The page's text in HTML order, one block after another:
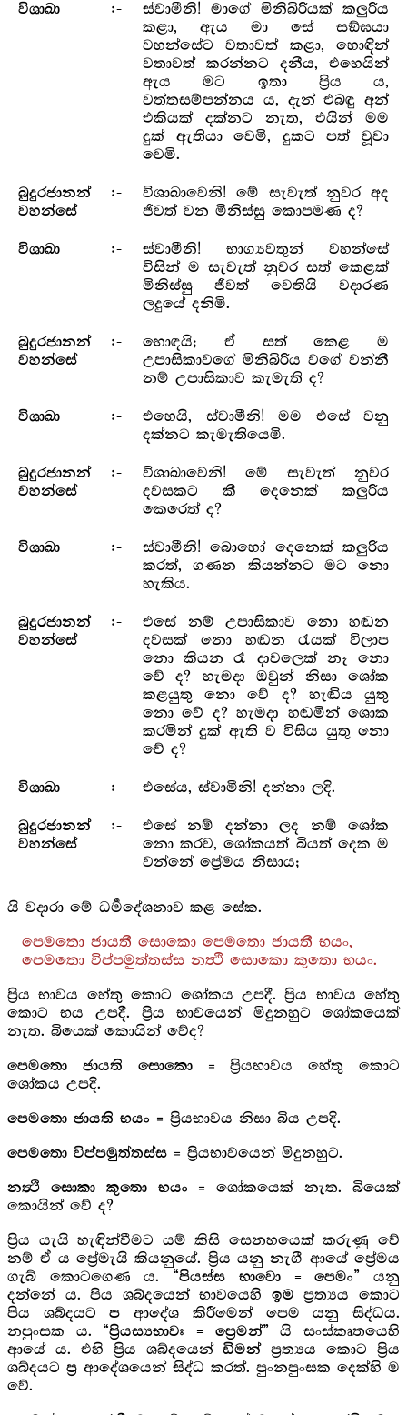
විශාඛා :-
ස්වාමීනි! මාගේ මිනිබිරියක් කලුරිය
කළා, ඇය මා සේ සඞ්ඝයා
වහන්සේට වතාවත් කළා, හොඳින්
වතාවත් කරන්නට දනීය, එහෙයින්
ඇය මට ඉතා ප්‍රිය ය,
වත්තසම්පන්නය ය, දැන් එබඳු අන්
එකියක් දක්නට නැත, එයින් මම
දුක් ඇතියා වෙමි, දුකට පත් වූවා
වෙමි.
බුදුරජානන්
වහන්සේ
:-
විශාඛාවෙනි! මේ සැවැත් නුවර අද
ජිවත් වන මිනිස්සු කොපමණ ද?
විශාඛා :-
ස්වාමීනි! භාග්‍යවතුන් වහන්සේ
විසින් ම සැවැත් නුවර සත් කෙළක්
මිනිස්සු ජීවත් වෙතියි වදාරණ
ලදුයේ දනිමි.
බුදුරජානන්
වහන්සේ
:-
හොඳයි; ඒ සත් කෙළ ම
උපාසිකාවගේ මිනිබිරිය වගේ වන්නී
නම් උපාසිකාව කැමැති ද?
විශාඛා :-
එහෙයි, ස්වාමීනි! මම එසේ වනු
දක්නට කැමැතියෙමි.
බුදුරජානන්
වහන්සේ
:-
විශාඛාවෙනි! මේ සැවැත් නුවර
දවසකට කී දෙනෙක් කලුරිය
කෙරෙත් ද?
විශාඛා :-
ස්වාමීනි! බොහෝ දෙනෙක් කලුරිය
කරත්, ගණන කියන්නට මට නො
හැකිය.
බුදුරජානන්
වහන්සේ
:-
එසේ නම් උපාසිකාව නො හඬන
දවසක් නො හඬන රැයක් විලාප
නො කියන රෑ දාවලෙක් නෑ නො
වේ ද? හැමදා ඔවුන් නිසා ශෝක
කළයුතු නො වේ ද? හැඬිය යුතු
නො වේ ද? හැමදා හඬමින් ශොක
කරමින් දුක් ඇති ව විසිය යුතු නො
වේ ද?
විශාඛා :- එසේය, ස්වාමීනි! දන්නා ලදි.
බුදුරජානන්
වහන්සේ
:-
එසේ නම් දන්නා ලද නම් ශෝක
නො කරව, ශෝකයත් බියත් දෙක ම
වන්නේ ප්‍රේමය නිසාය;
යි වදාරා මේ ධර්‍මදේශනාව කළ සේක.
පෙමතො ජායතී සොකො පෙමතො ජායතී භයං,
පෙමතො විප්පමුත්තස්ස නත්‍ථි සොකො කුතො භයං.
ප්‍රිය භාවය හේතු කොට ශෝකය උපදී. ප්‍රිය භාවය හේතු
කොට භය උපදී. ප්‍රිය භාවයෙන් මිදුනහුට ශෝකයෙක්
නැත. බියෙක් කොයින් වේද?
පෙමතො ජායති සොකො= ප්‍රියභාවය හේතු කොට
ශෝකය උපදි.
පෙමතො ජායති භයං = ප්‍රියභාවය නිසා බිය උපදි.
පෙමතො විප්පමුත්තස්ස = ප්‍රියභාවයෙන් මිදුනහුට.
නත්‍ථි සොකා කුතො භයං = ශෝකයෙක් නැත. බියෙක්
කොයින් වේ ද?
ප්‍රිය යැයි හැඳින්වීමට යම් කිසි සෙනහයෙක් කරුණු වේ
නම් ඒ ය ප්‍රේමැයි කියනුයේ. ප්‍රිය යනු නැගී ආයේ ප්‍රේමය
ගැබ් කොටගෙණ ය. “පියස්ස භාවො = පෙමං”
යනු
දන්නේ ය. පිය ශබ්දයෙන් භාවයෙහි ඉම ප්‍රත්‍යය කොට
පිය ශබ්දයටප ආදේශ කිරීමෙන් පෙම යනු සිද්ධය.
නපුංසක ය. “ප්‍රියස්‍යභාවඃ = ප්‍රෙමන්” යි සංස්කෘතයෙහි
ආයේ ය. එහි ප්‍රිය ශබ්දයෙන්ඩිමන්ප්‍රත්‍යය කොට ප්‍රිය
ශබ්දයට ප්‍ර ආදේශයෙන් සිද්ධ කරත්. පුංනපුංසක දෙක්හි ම
වේ.